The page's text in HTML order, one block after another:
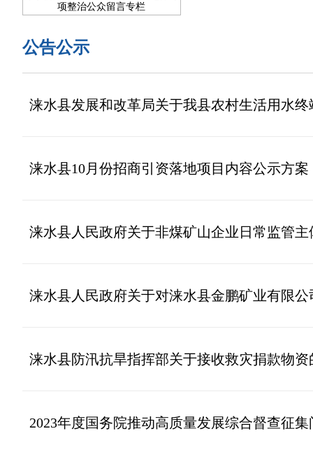
项整治公众留言专栏
公告公示
涞水县发展和改革局关于我县农村生活用水
涞水县10月份招商引资落地项目内容公示方案
涞水县人民政府关于非煤矿山企业日常监管
涞水县人民政府关于对涞水县金鹏矿业有限
涞水县防汛抗旱指挥部关于接收救灾捐款物资
2023年度国务院推动高质量发展综合督查征